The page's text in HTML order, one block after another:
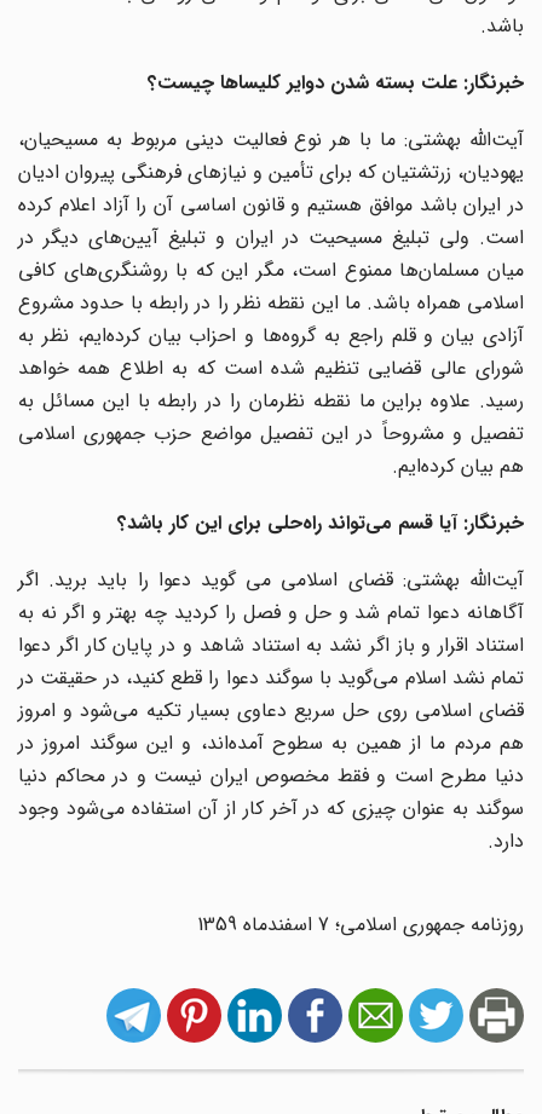
باشد.
خبرنگار: علت بسته شدن دوایر کلیساها چیست؟
آیت‌الله بهشتی: ما با هر نوع فعالیت دینی مربوط به مسیحیان،
یهودیان، زرتشتیان که برای تأمین و نیازهای فرهنگی پیروان ادیان
در ایران باشد موافق هستیم و قانون اساسی آن را آزاد اعلام کرده
است. ولی تبلیغ مسیحیت در ایران و تبلیغ آیین‌های دیگر در
میان مسلمان‌ها ممنوع است، مگر این که با روشنگری‌های کافی
اسلامی همراه باشد. ما این نقطه نظر را در رابطه با حدود مشروع
آزادی بیان و قلم راجع به گروه‌ها و احزاب بیان کرده‌ایم، نظر به
شورای عالی قضایی تنظیم شده است که به اطلاع همه خواهد
رسید. علاوه براین ما نقطه نظرمان را در رابطه با این مسائل به
تفصیل و مشروحاً در این تفصیل مواضع حزب جمهوری اسلامی
هم بیان کرده‌ایم.
خبرنگار: آیا قسم می‌تواند راه‌حلی برای این کار باشد؟
آیت‌الله بهشتی: قضای اسلامی می گوید دعوا را باید برید. اگر
آگاهانه دعوا تمام شد و حل و فصل را کردید چه بهتر و اگر نه به
استناد اقرار و باز اگر نشد به استناد شاهد و در پایان کار اگر دعوا
تمام نشد اسلام می‌گوید با سوگند دعوا را قطع کنید، در حقیقت در
قضای اسلامی روی حل سریع دعاوی بسیار تکیه می‌شود و امروز
هم مردم ما از همین به سطوح آمده‌اند، و این سوگند امروز در
دنیا مطرح است و فقط مخصوص ایران نیست و در محاکم دنیا
سوگند به عنوان چیزی که در آخر کار از آن استفاده می‌شود وجود
دارد.
روزنامه جمهوری اسلامی؛ 7 اسفندماه 1359